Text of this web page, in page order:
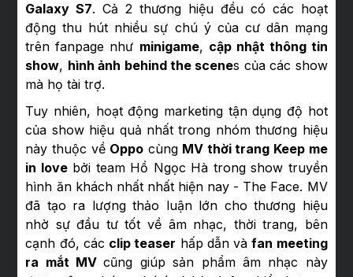
Galaxy S7. Cả 2 thương hiệu đều có các hoạt
động thu hút nhiều sự chú ý của cư dân mạng
trên fanpage như minigame, cập nhật thông tin
show, hình ảnh behind the scenes của các show
mà họ tài trợ.
Tuy nhiên, hoạt động marketing tận dụng độ hot
của show hiệu quả nhất trong nhóm thương hiệu
này thuộc về Oppo cùng MV thời trang Keep me
in lovebởi team Hồ Ngọc Hà trong show truyền
hình ăn khách nhất nhất hiện nay - The Face. MV
đã tạo ra lượng thảo luận lớn cho thương hiệu
nhờ sự đầu tư tốt về âm nhạc, thời trang, bên
cạnh đó, các clip teaser hấp dẫn vàfan meeting
ra mắt MVcũng giúp sản phẩm âm nhạc này